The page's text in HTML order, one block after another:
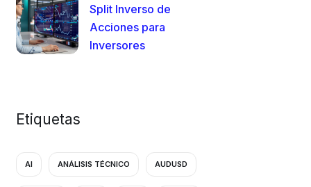
Split Inverso de
Acciones para
Inversores
Etiquetas
AI ANÁLISIS TÉCNICO AUDUSD